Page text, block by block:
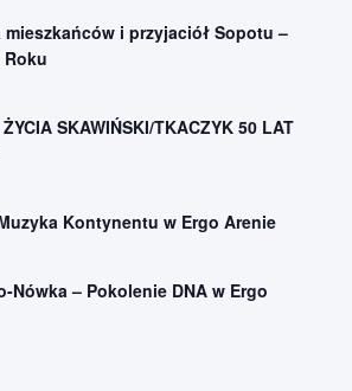
i przyjaciół Sopotu –
Roku
SKAWIŃSKI/TKACZYK 50 LAT
Kontynentu w Ergo Arenie
Nówka – Pokolenie DNA w Ergo